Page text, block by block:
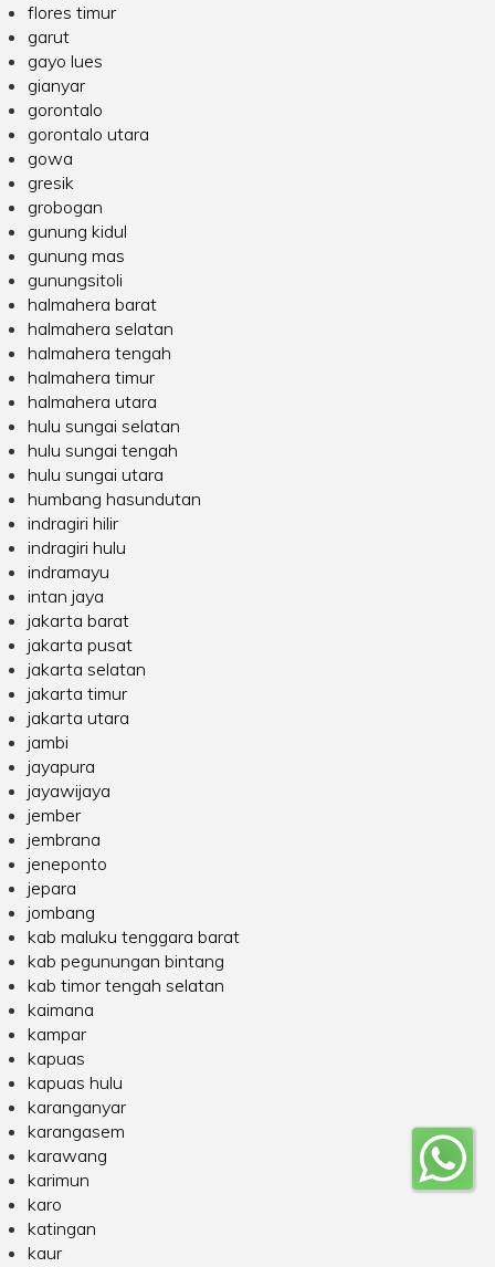
flores timur
garut
gayo lues
gianyar
gorontalo
gorontalo utara
gowa
gresik
grobogan
gunung kidul
gunung mas
gunungsitoli
halmahera barat
halmahera selatan
halmahera tengah
halmahera timur
halmahera utara
hulu sungai selatan
hulu sungai tengah
hulu sungai utara
humbang hasundutan
indragiri hilir
indragiri hulu
indramayu
intan jaya
jakarta barat
jakarta pusat
jakarta selatan
jakarta timur
jakarta utara
jambi
jayapura
jayawijaya
jember
jembrana
jeneponto
jepara
jombang
kab maluku tenggara barat
kab pegunungan bintang
kab timor tengah selatan
kaimana
kampar
kapuas
kapuas hulu
karanganyar
karangasem
karawang
karimun
karo
katingan
kaur